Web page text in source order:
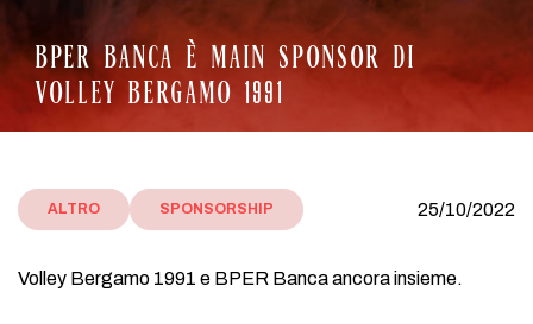
BPER BANCA È MAIN SPONSOR DI
VOLLEY BERGAMO 1991
ALTRO SPONSORSHIP 25/10/2022
Volley Bergamo 1991 e BPER Banca ancora insieme.